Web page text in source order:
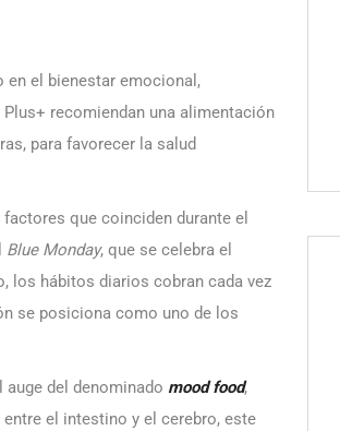
el bienestar emocional,
recomiendan una alimentación
para favorecer la salud
que coinciden durante el
Blue Monday, que se celebra el
los hábitos diarios cobran cada vez
se posiciona como uno de los
del denominado mood food,
el intestino y el cerebro, este